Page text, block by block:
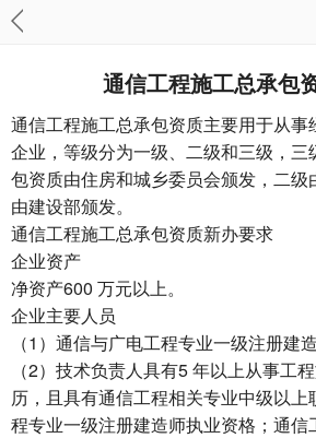
通信工程施工总承包
通信工程施工总承包资质主要用于从事
企业，等级分为一级、二级和三级，
包资质由住房和城乡委员会颁发，二级
由建设部颁发。
通信工程施工总承包资质新办要求
企业资产
净资产600 万元以上。
企业主要人员
（1）通信与广电工程专业一级注册建
（2）技术负责人具有5 年以上从事工
历，且具有通信工程相关专业中级以
程专业一级注册建造师执业资格；通信